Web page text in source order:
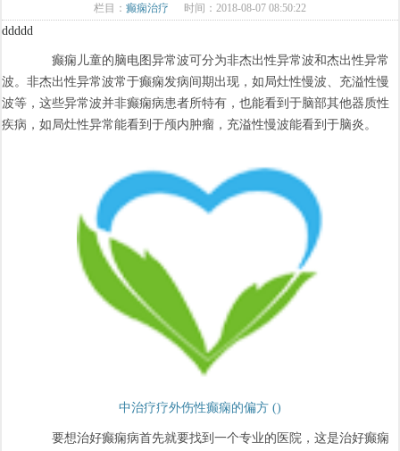
栏目： 癫痫治疗 时间：2018-08-07 08:50:22
ddddd
癫痫儿童的脑电图异常波可分为非杰出性异常波和杰出性异常
波。非杰出性异常波常于癫痫发病间期出现，如局灶性慢波、充溢性慢
波等，这些异常波并非癫痫病患者所特有，也能看到于脑部其他器质性
疾病，如局灶性异常能看到于颅内肿瘤，充溢性慢波能看到于脑炎。
中治疗疗外伤性癫痫的偏方 ()
要想治好癫痫病首先就要找到一个专业的医院，这是治好癫痫